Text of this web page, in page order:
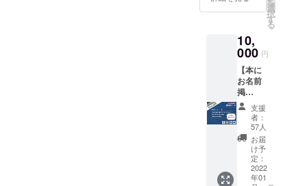
忘れ去られ
功績が見直
されるかも
しれない。
そのきっか
けを作りた
いと考えて
います。
図案を
あわせ
トカー
ドをラ
ンダム
で1枚お
届けし
ます。
通常の
ポスト
カード
（100×
148mm
録ポス
枚）
★『新
実力主
義』復
刊初版
本（1
冊）
★『学
歴無用
論』（1
冊）
■『新実
力主
義』の
を
選
択
す
る
10,
000 円
【本に
お名前
掲
載！】
復刊本
コース
★ お礼
のメー
ル（1
通） ★
「新実
支援
者：
57人
お届
け予
定：
2022
年01